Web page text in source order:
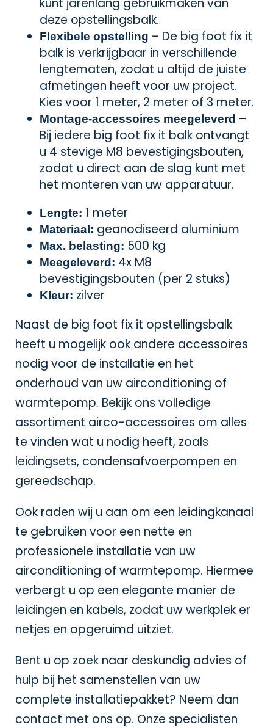
deze opstellingsbalk.
Flexibele opstelling – De big foot fix it
balk is verkrijgbaar in verschillende
lengtematen, zodat u altijd de juiste
afmetingen heeft voor uw project.
Kies voor 1 meter, 2 meter of 3 meter.
Montage-accessoires meegeleverd –
Bij iedere big foot fix it balk ontvangt
u 4 stevige M8 bevestigingsbouten,
zodat u direct aan de slag kunt met
het monteren van uw apparatuur.
Lengte: 1 meter
Materiaal: geanodiseerd aluminium
Max. belasting: 500 kg
Meegeleverd: 4x M8
bevestigingsbouten (per 2 stuks)
Kleur: zilver
Naast de big foot fix it opstellingsbalk
heeft u mogelijk ook andere accessoires
nodig voor de installatie en het
onderhoud van uw airconditioning of
warmtepomp. Bekijk ons volledige
assortiment airco-accessoires om alles
te vinden wat u nodig heeft, zoals
leidingsets, condensafvoerpompen en
gereedschap.
Ook raden wij u aan om een leidingkanaal
te gebruiken voor een nette en
professionele installatie van uw
airconditioning of warmtepomp. Hiermee
verbergt u op een elegante manier de
leidingen en kabels, zodat uw werkplek er
netjes en opgeruimd uitziet.
Bent u op zoek naar deskundig advies of
hulp bij het samenstellen van uw
complete installatiepakket? Neem dan
contact met ons op. Onze specialisten